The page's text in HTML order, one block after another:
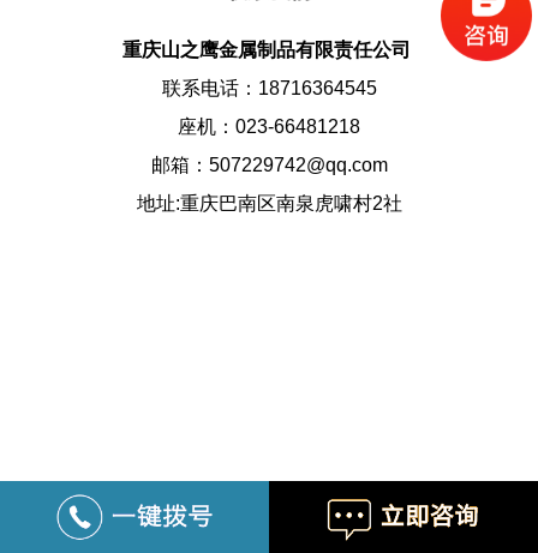
重庆山之鹰金属制品有限责任公司
联系电话：18716364545
座机：023-66481218
邮箱：507229742@qq.com
地址:重庆巴南区南泉虎啸村2社